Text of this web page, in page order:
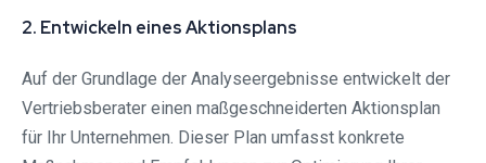
2. Entwickeln eines Aktionsplans
Auf der Grundlage der Analyseergebnisse entwickelt der
Vertriebsberater einen maßgeschneiderten Aktionsplan
für Ihr Unternehmen. Dieser Plan umfasst konkrete